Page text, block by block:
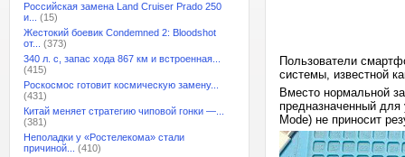
Российская замена Land Cruiser Prado 250
и...
(15)
Жестокий боевик Condemned 2: Bloodshot
от...
(373)
340 л. с, запас хода 867 км и встроенная...
(415)
Роскосмос готовит космическую замену...
(431)
Китай меняет стратегию чиповой гонки —...
(381)
Неполадки у «Ростелекома» стали
причиной...
(410)
Пользователи
системы, известной
Вместо нормальной
предназначенный
Mode) не приносит